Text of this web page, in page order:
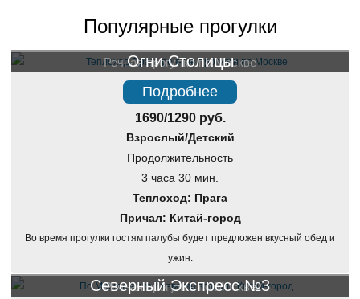
Популярные прогулки
Речная прогулка по Москве
Огни Столицы
Подробнее
1690/1290 руб.
Взрослый/Детский
Продолжительность
3 часа 30 мин.
Теплоход: Прага
Причал: Китай-город
Во время прогулки гостям палубы будет предложен вкусный обед и
ужин.
Речная прогулка по Москве
Северный Экспресс №3